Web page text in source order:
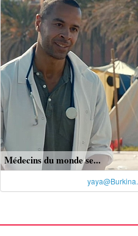
Médecins du monde se...
yaya@Burkina.